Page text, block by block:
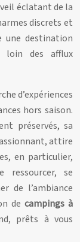
éclatant de la
discrets et
une destination
loin des afflux
d’expériences
hors saison.
préservés, sa
attire
en particulier,
ressourcer, se
de l’ambiance
de campings à
prêts à vous